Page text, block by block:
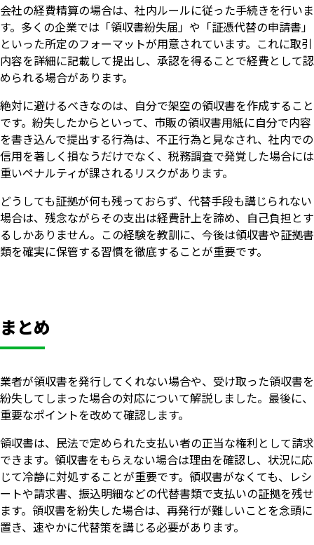
会社の経費精算の場合は、社内ルールに従った手続きを行いま
す。多くの企業では「領収書紛失届」や「証憑代替の申請書」
といった所定のフォーマットが用意されています。これに取引
内容を詳細に記載して提出し、承認を得ることで経費として認
められる場合があります。
絶対に避けるべきなのは、自分で架空の領収書を作成すること
です。紛失したからといって、市販の領収書用紙に自分で内容
を書き込んで提出する行為は、不正行為と見なされ、社内での
信用を著しく損なうだけでなく、税務調査で発覚した場合には
重いペナルティが課されるリスクがあります。
どうしても証拠が何も残っておらず、代替手段も講じられない
場合は、残念ながらその支出は経費計上を諦め、自己負担とす
るしかありません。この経験を教訓に、今後は領収書や証拠書
類を確実に保管する習慣を徹底することが重要です。
まとめ
業者が領収書を発行してくれない場合や、受け取った領収書を
紛失してしまった場合の対応について解説しました。最後に、
重要なポイントを改めて確認します。
領収書は、民法で定められた支払い者の正当な権利として請求
できます。領収書をもらえない場合は理由を確認し、状況に応
じて冷静に対処することが重要です。領収書がなくても、レシ
ートや請求書、振込明細などの代替書類で支払いの証拠を残せ
ます。領収書を紛失した場合は、再発行が難しいことを念頭に
置き、速やかに代替策を講じる必要があります。